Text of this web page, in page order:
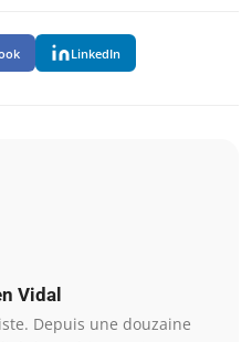
LinkedIn
Vidal
Depuis une douzaine